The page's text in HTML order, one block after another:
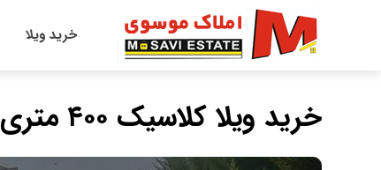
خرید ویلا
خرید ویلا کلاسیک ۴۰۰ متری شهرکی در چمستان نعمت‌آباد